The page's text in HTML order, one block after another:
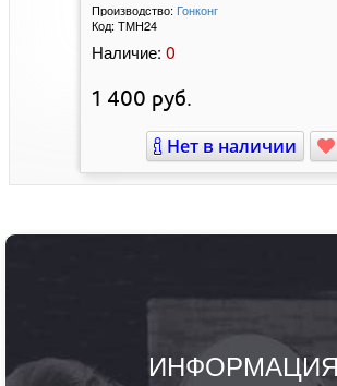
Производство: Гонконг
Код: ТМН24
Наличие: 0
1 400 руб.
Нет в наличии
ИНФОРМАЦИЯ